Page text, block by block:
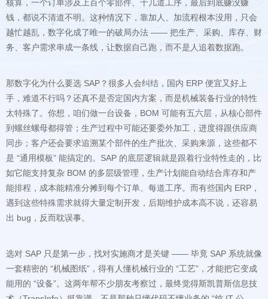
务、客户需求串成一条线，让数据自己跑，而不是人追着数据跑。
出 bug，反而耽误事。